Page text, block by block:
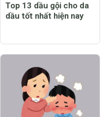
Top 13 dầu gội cho da
dầu tốt nhất hiện nay